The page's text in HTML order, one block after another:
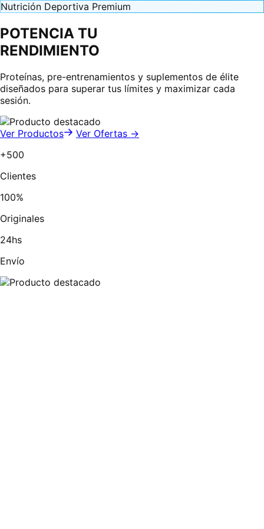
Nutrición Deportiva Premium
POTENCIA TU
RENDIMIENTO
Proteínas, pre-entrenamientos y suplementos de élite
diseñados para superar tus límites y maximizar cada
sesión.
Ver Productos
Ver Ofertas →
+500
Clientes
100%
Originales
24hs
Envío